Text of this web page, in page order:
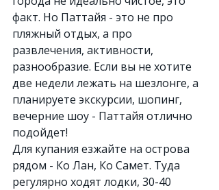
факт. Но Паттайя - это не про
пляжный отдых, а про
развлечения, активности,
разнообразие. Если вы не хотите
две недели лежать на шезлонге, а
планируете экскурсии, шопинг,
вечерние шоу - Паттайя отлично
подойдет!
Для купания езжайте на острова
рядом - Ко Лан, Ко Самет. Туда
регулярно ходят лодки, 30-40